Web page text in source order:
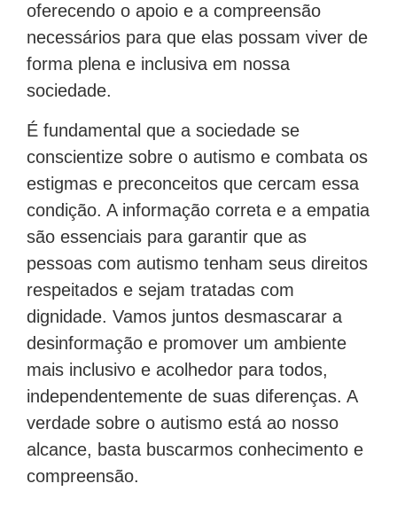
oferecendo o apoio e a compreensão
necessários para que elas possam viver de
forma plena e inclusiva em nossa
sociedade.
É fundamental que a sociedade se
conscientize sobre o autismo e combata os
estigmas e preconceitos que cercam essa
condição. A informação correta e a empatia
são essenciais para garantir que as
pessoas com autismo tenham seus direitos
respeitados e sejam tratadas com
dignidade. Vamos juntos desmascarar a
desinformação e promover um ambiente
mais inclusivo e acolhedor para todos,
independentemente de suas diferenças. A
verdade sobre o autismo está ao nosso
alcance, basta buscarmos conhecimento e
compreensão.